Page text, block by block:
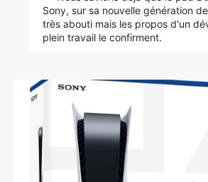
Sony, sur sa nouvelle génération
très abouti mais les propos d'un
plein travail le confirment.